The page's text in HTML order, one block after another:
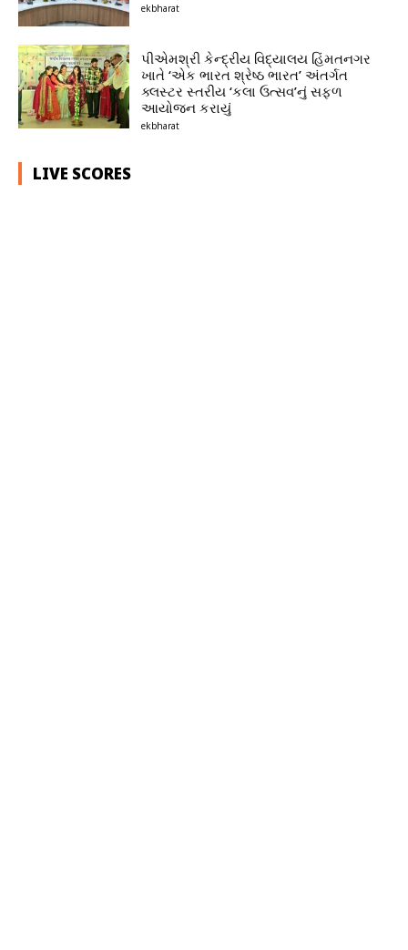
ekbharat
પીએમશ્રી કેન્દ્રીય વિદ્યાલય હિંમતનગર
ખાતે ‘એક ભારત શ્રેષ્ઠ ભારત’ અંતર્ગત
ક્લસ્ટર સ્તરીય ‘કલા ઉત્સવ’નું સફળ
આયોજન કરાયું
ekbharat
LIVE SCORES